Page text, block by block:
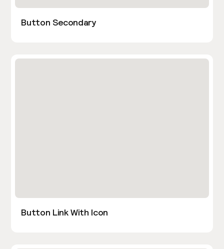
Button Secondary
Button Link With Icon